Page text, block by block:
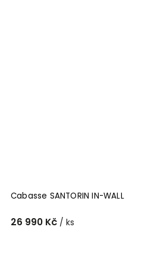
Cabasse SANTORIN IN-WALL
26 990 Kč / ks